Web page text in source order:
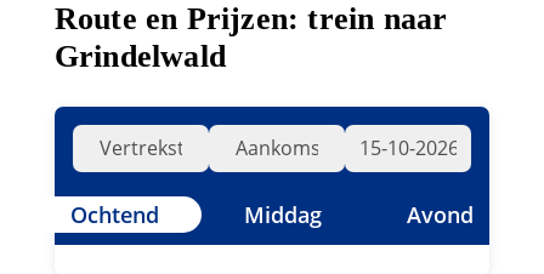
Route en Prijzen: trein naar
Grindelwald
Ochtend Middag Avond